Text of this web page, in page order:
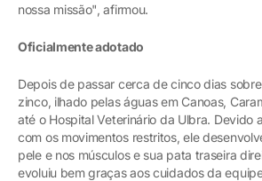
nossa missão", afirmou.
Oficialmente adotado
Depois de passar cerca de cinco dias
zinco, ilhado pelas águas em Canoas,
até o Hospital Veterinário da Ulbra. Devido
com os movimentos restritos, ele
pele e nos músculos e sua pata traseira
evoluiu bem graças aos cuidados da